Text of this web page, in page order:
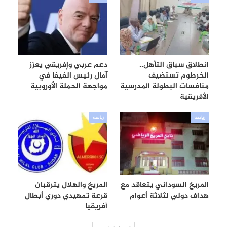
انطلاق سباق التأهل..
الخرطوم تستضيف
منافسات البطولة المدرسية
الأفريقية
دعم عربي وإفريقي يعزز
آمال رئيس الفيفا في
مواجهة الحملة الأوروبية
رياضة
المريخ السوداني يتعاقد مع
هداف دولي لثلاثة أعوام
رياضة
المريخ والهلال يترقبان
قرعة تمهيدي دوري أبطال
أفريقيا